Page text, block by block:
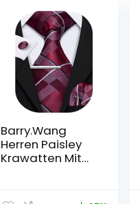
Barry.Wang
Herren Paisley
Krawatten Mit
Manschettenkno